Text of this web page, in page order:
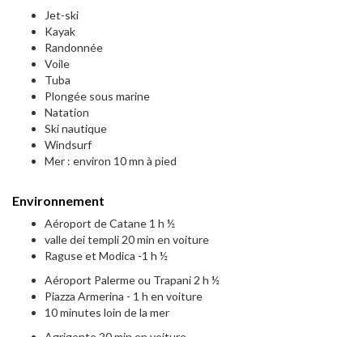
Jet-ski
Kayak
Randonnée
Voile
Tuba
Plongée sous marine
Natation
Ski nautique
Windsurf
Mer : environ 10 mn à pied
Environnement
Aéroport de Catane 1 h ½
valle dei templi 20 min en voiture
Raguse et Modica -1 h ½
Aéroport Palerme ou Trapani 2 h ½
Piazza Armerina - 1 h en voiture
10 minutes loin de la mer